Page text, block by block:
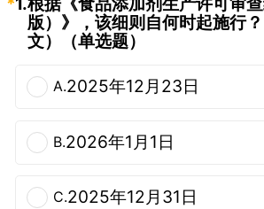
版）》，该细则自何时起施行
文）（单选题）
A.2025年12月23日
B.2026年1月1日
C.2025年12月31日